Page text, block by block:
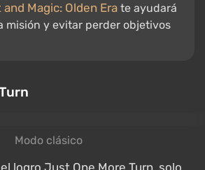
Magic: Olden Era te ayudará
misión y evitar perder objetivos
Modo clásico
logro Just One More Turn, solo